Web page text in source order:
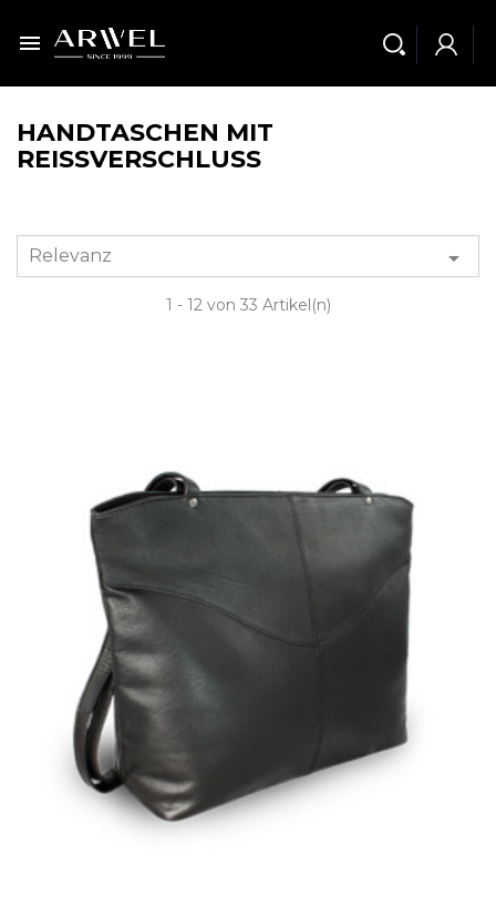

HANDTASCHEN MIT
REISSVERSCHLUSS
Relevanz 
1 - 12 von 33 Artikel(n)